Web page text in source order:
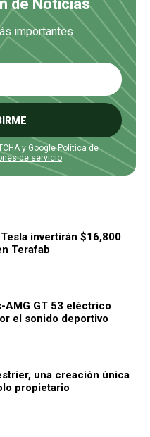
de Noticias
importantes
y GooglePolítica de
de servicio.
invertirán $16,800
Terafab
AMG GT 53 eléctrico
el sonido deportivo
una creación única
propietario